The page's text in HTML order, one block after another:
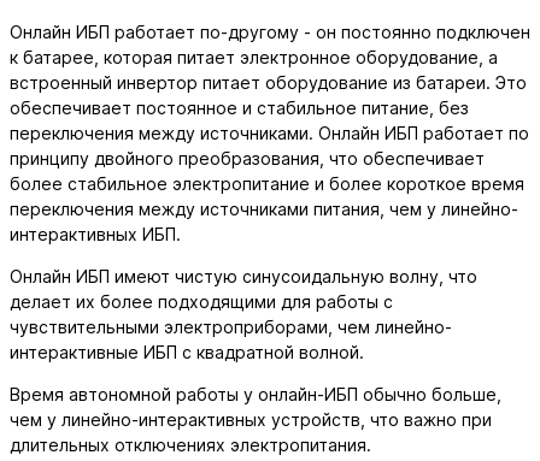
Онлайн ИБП работает по-другому - он постоянно подключен
к батарее, которая питает электронное оборудование, а
встроенный инвертор питает оборудование из батареи. Это
обеспечивает постоянное и стабильное питание, без
переключения между источниками. Онлайн ИБП работает по
принципу двойного преобразования, что обеспечивает
более стабильное электропитание и более короткое время
переключения между источниками питания, чем у линейно-
интерактивных ИБП.
Онлайн ИБП имеют чистую синусоидальную волну, что
делает их более подходящими для работы с
чувствительными электроприборами, чем линейно-
интерактивные ИБП с квадратной волной.
Время автономной работы у онлайн-ИБП обычно больше,
чем у линейно-интерактивных устройств, что важно при
длительных отключениях электропитания.